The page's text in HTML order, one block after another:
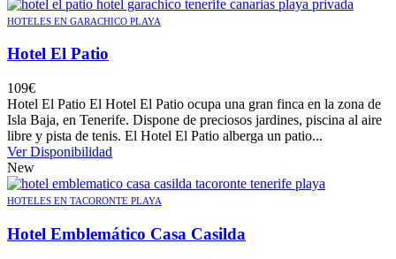
HOTELES EN GARACHICO PLAYA
Hotel El Patio
109€
Hotel El Patio El Hotel El Patio ocupa una gran finca en la zona de
Isla Baja, en Tenerife. Dispone de preciosos jardines, piscina al aire
libre y pista de tenis. El Hotel El Patio alberga un patio...
Ver Disponibilidad
New
HOTELES EN TACORONTE PLAYA
Hotel Emblemático Casa Casilda